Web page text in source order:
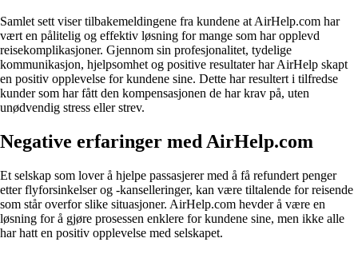
Samlet sett viser tilbakemeldingene fra kundene at AirHelp.com har
vært en pålitelig og effektiv løsning for mange som har opplevd
reisekomplikasjoner. Gjennom sin profesjonalitet, tydelige
kommunikasjon, hjelpsomhet og positive resultater har AirHelp skapt
en positiv opplevelse for kundene sine. Dette har resultert i tilfredse
kunder som har fått den kompensasjonen de har krav på, uten
unødvendig stress eller strev.
Negative erfaringer med AirHelp.com
Et selskap som lover å hjelpe passasjerer med å få refundert penger
etter flyforsinkelser og -kanselleringer, kan være tiltalende for reisende
som står overfor slike situasjoner. AirHelp.com hevder å være en
løsning for å gjøre prosessen enklere for kundene sine, men ikke alle
har hatt en positiv opplevelse med selskapet.